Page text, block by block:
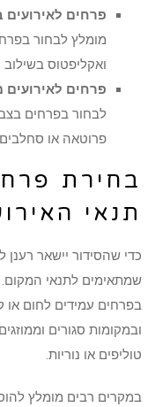
פרחים לאירועים
מומלץ לבחור
ואקליפטוס
פרחים לאירועים
לבחור בפרחים
פרוטאה או
בחירת
תנאי
כדי שהסידור יישאר
שמתאימים לתנאי
בפרחים עמידים לחום או
ובמקומות סגורים
טוליפים או נוריות.
במקרים רבים מומלץ